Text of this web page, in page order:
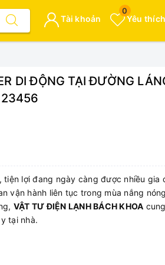
Yêu thích
0
Tài khoản
DI ĐỘNG TẠI ĐƯỜNG
lợi đang ngày càng được nhiều gia
vận hành liên tục trong mùa nắng
VẬT TƯ ĐIỆN LẠNH BÁCH KHOA
tại nhà.